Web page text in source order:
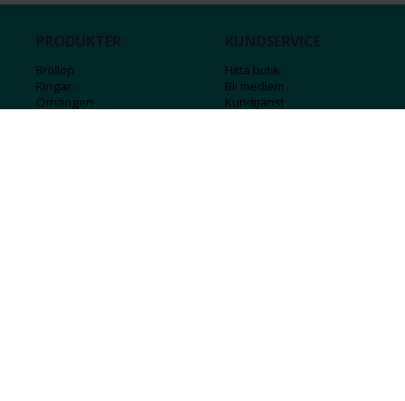
PRODUKTER
Bröllop
Ringar
Örhängen
KUNDSERVICE
Hitta butik
Bli medlem
Kundtjänst